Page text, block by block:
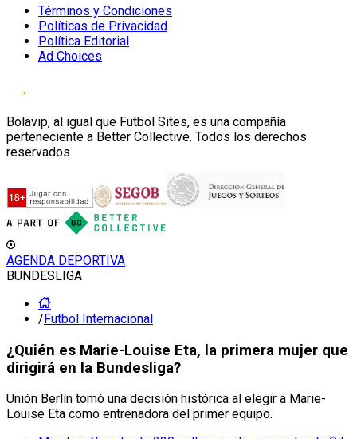
Términos y Condiciones
Políticas de Privacidad
Política Editorial
Ad Choices
Bolavip, al igual que Futbol Sites, es una compañía
perteneciente a Better Collective. Todos los derechos
reservados
AGENDA DEPORTIVA
BUNDESLIGA
/Futbol Internacional
¿Quién es Marie-Louise Eta, la primera mujer que
dirigirá en la Bundesliga?
Unión Berlín tomó una decisión histórica al elegir a Marie-
Louise Eta como entrenadora del primer equipo.